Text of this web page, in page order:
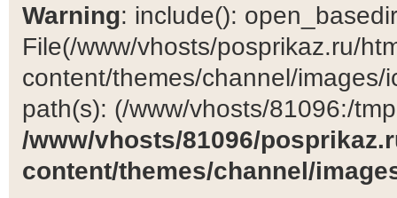
Warning: include():
File(/www/vhosts/posprikaz.ru/
content/themes/channel/
path(s): (/www/vhosts/81096:/
/www/vhosts/81096/
content/themes/channel/